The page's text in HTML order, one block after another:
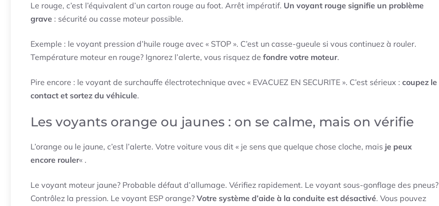
Le rouge, c’est l’équivalent d’un carton rouge au foot. Arrêt impératif. Un voyant rouge signifie un problème
grave : sécurité ou casse moteur possible.
Exemple : le voyant pression d’huile rouge avec « STOP ». C’est un casse-gueule si vous continuez à rouler.
Température moteur en rouge? Ignorez l’alerte, vous risquez de fondre votre moteur.
Pire encore : le voyant de surchauffe électrotechnique avec « EVACUEZ EN SECURITE ». C’est sérieux : coupez le
contact et sortez du véhicule.
Les voyants orange ou jaunes : on se calme, mais on vérifie
L’orange ou le jaune, c’est l’alerte. Votre voiture vous dit « je sens que quelque chose cloche, mais je peux
encore rouler« .
Le voyant moteur jaune? Probable défaut d’allumage. Vérifiez rapidement. Le voyant sous-gonflage des pneus?
Contrôlez la pression. Le voyant ESP orange? Votre système d’aide à la conduite est désactivé. Vous pouvez